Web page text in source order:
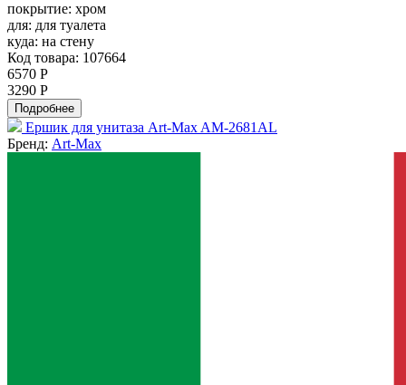
покрытие: хром
для: для туалета
куда: на стену
Код товара: 107664
6570 Р
3290 Р
Подробнее
Ершик для унитаза Art-Max AM-2681AL
Бренд: Art-Max